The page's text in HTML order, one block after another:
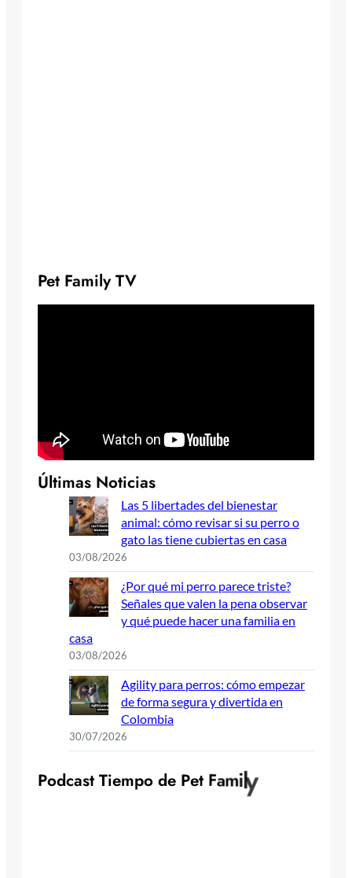
Pet Family TV
Últimas Noticias
Las 5 libertades del bienestar
animal: cómo revisar si su perro o
gato las tiene cubiertas en casa
03/08/2026
¿Por qué mi perro parece triste?
Señales que valen la pena observar
y qué puede hacer una familia en
casa
03/08/2026
Agility para perros: cómo empezar
de forma segura y divertida en
Colombia
30/07/2026
Podcast Tiempo de Pet Family